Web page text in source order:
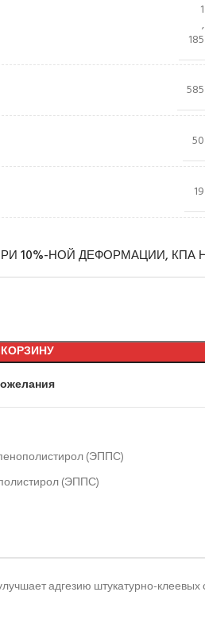
1
,
185
585
50
19
10%-НОЙ ДЕФОРМАЦИИ, КПА
(ЭППС)
(ЭППС)
адгезию штукатурно-